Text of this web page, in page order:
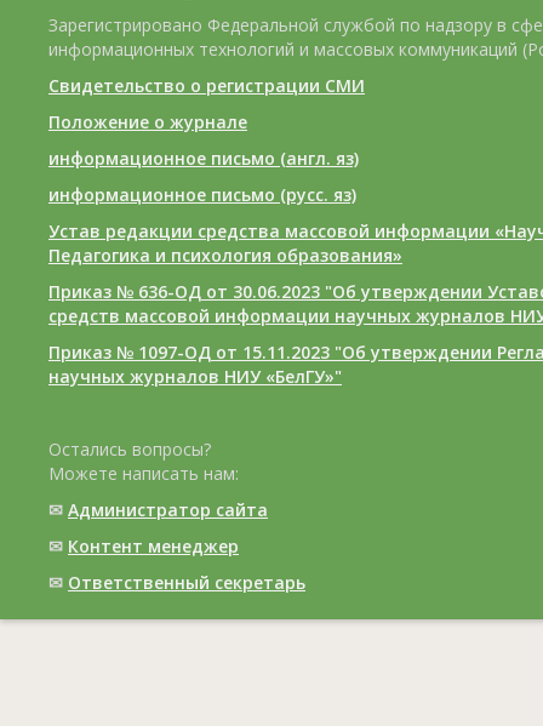
Зарегистрировано Федеральной службой по надзору в
информационных технологий и массовых коммуникаций
Свидетельство о регистрации СМИ
Положение о журнале
информационное письмо (англ. яз)
информационное письмо (русс. яз)
Устав редакции средства массовой информации
Педагогика и психология образования»
Приказ № 636-ОД от 30.06.2023 "Об утверждении
средств массовой информации научных журналов
Приказ № 1097-ОД от 15.11.2023 "Об утверждении
научных журналов НИУ «БелГУ»"
Остались вопросы?
Можете написать нам:
✉ Администратор сайта
✉ Контент менеджер
✉ Ответственный cекретарь